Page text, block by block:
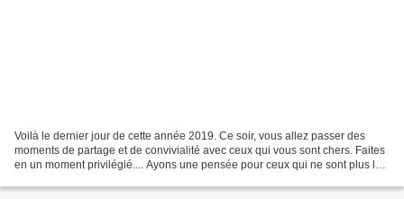
Voilà le dernier jour de cette année 2019. Ce soir, vous allez passer des
moments de partage et de convivialité avec ceux qui vous sont chers. Faites
en un moment privilégié.... Ayons une pensée pour ceux qui ne sont plus là